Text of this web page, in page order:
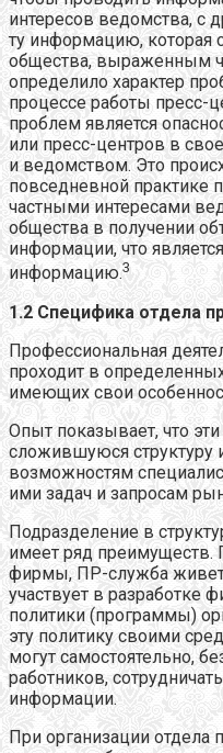
интересов ведомства, с
ту информацию, которая
общества, выраженным
определило характер
процессе работы пресс-
проблем является
или пресс-центров в
и ведомством. Это
повседневной практике
частными интересами
общества в получении
информации, что
информацию.3
1.2 Специфика отдела
Профессиональная
проходит в
имеющих свои
Опыт показывает, что
сложившуюся структуру
возможностям
ими задач и запросам
Подразделение в
имеет ряд преимуществ.
фирмы, ПР-служба
участвует в разработке
политики (программы)
эту политику своими
могут самостоятельно,
работников,
информации.
При организации отдела